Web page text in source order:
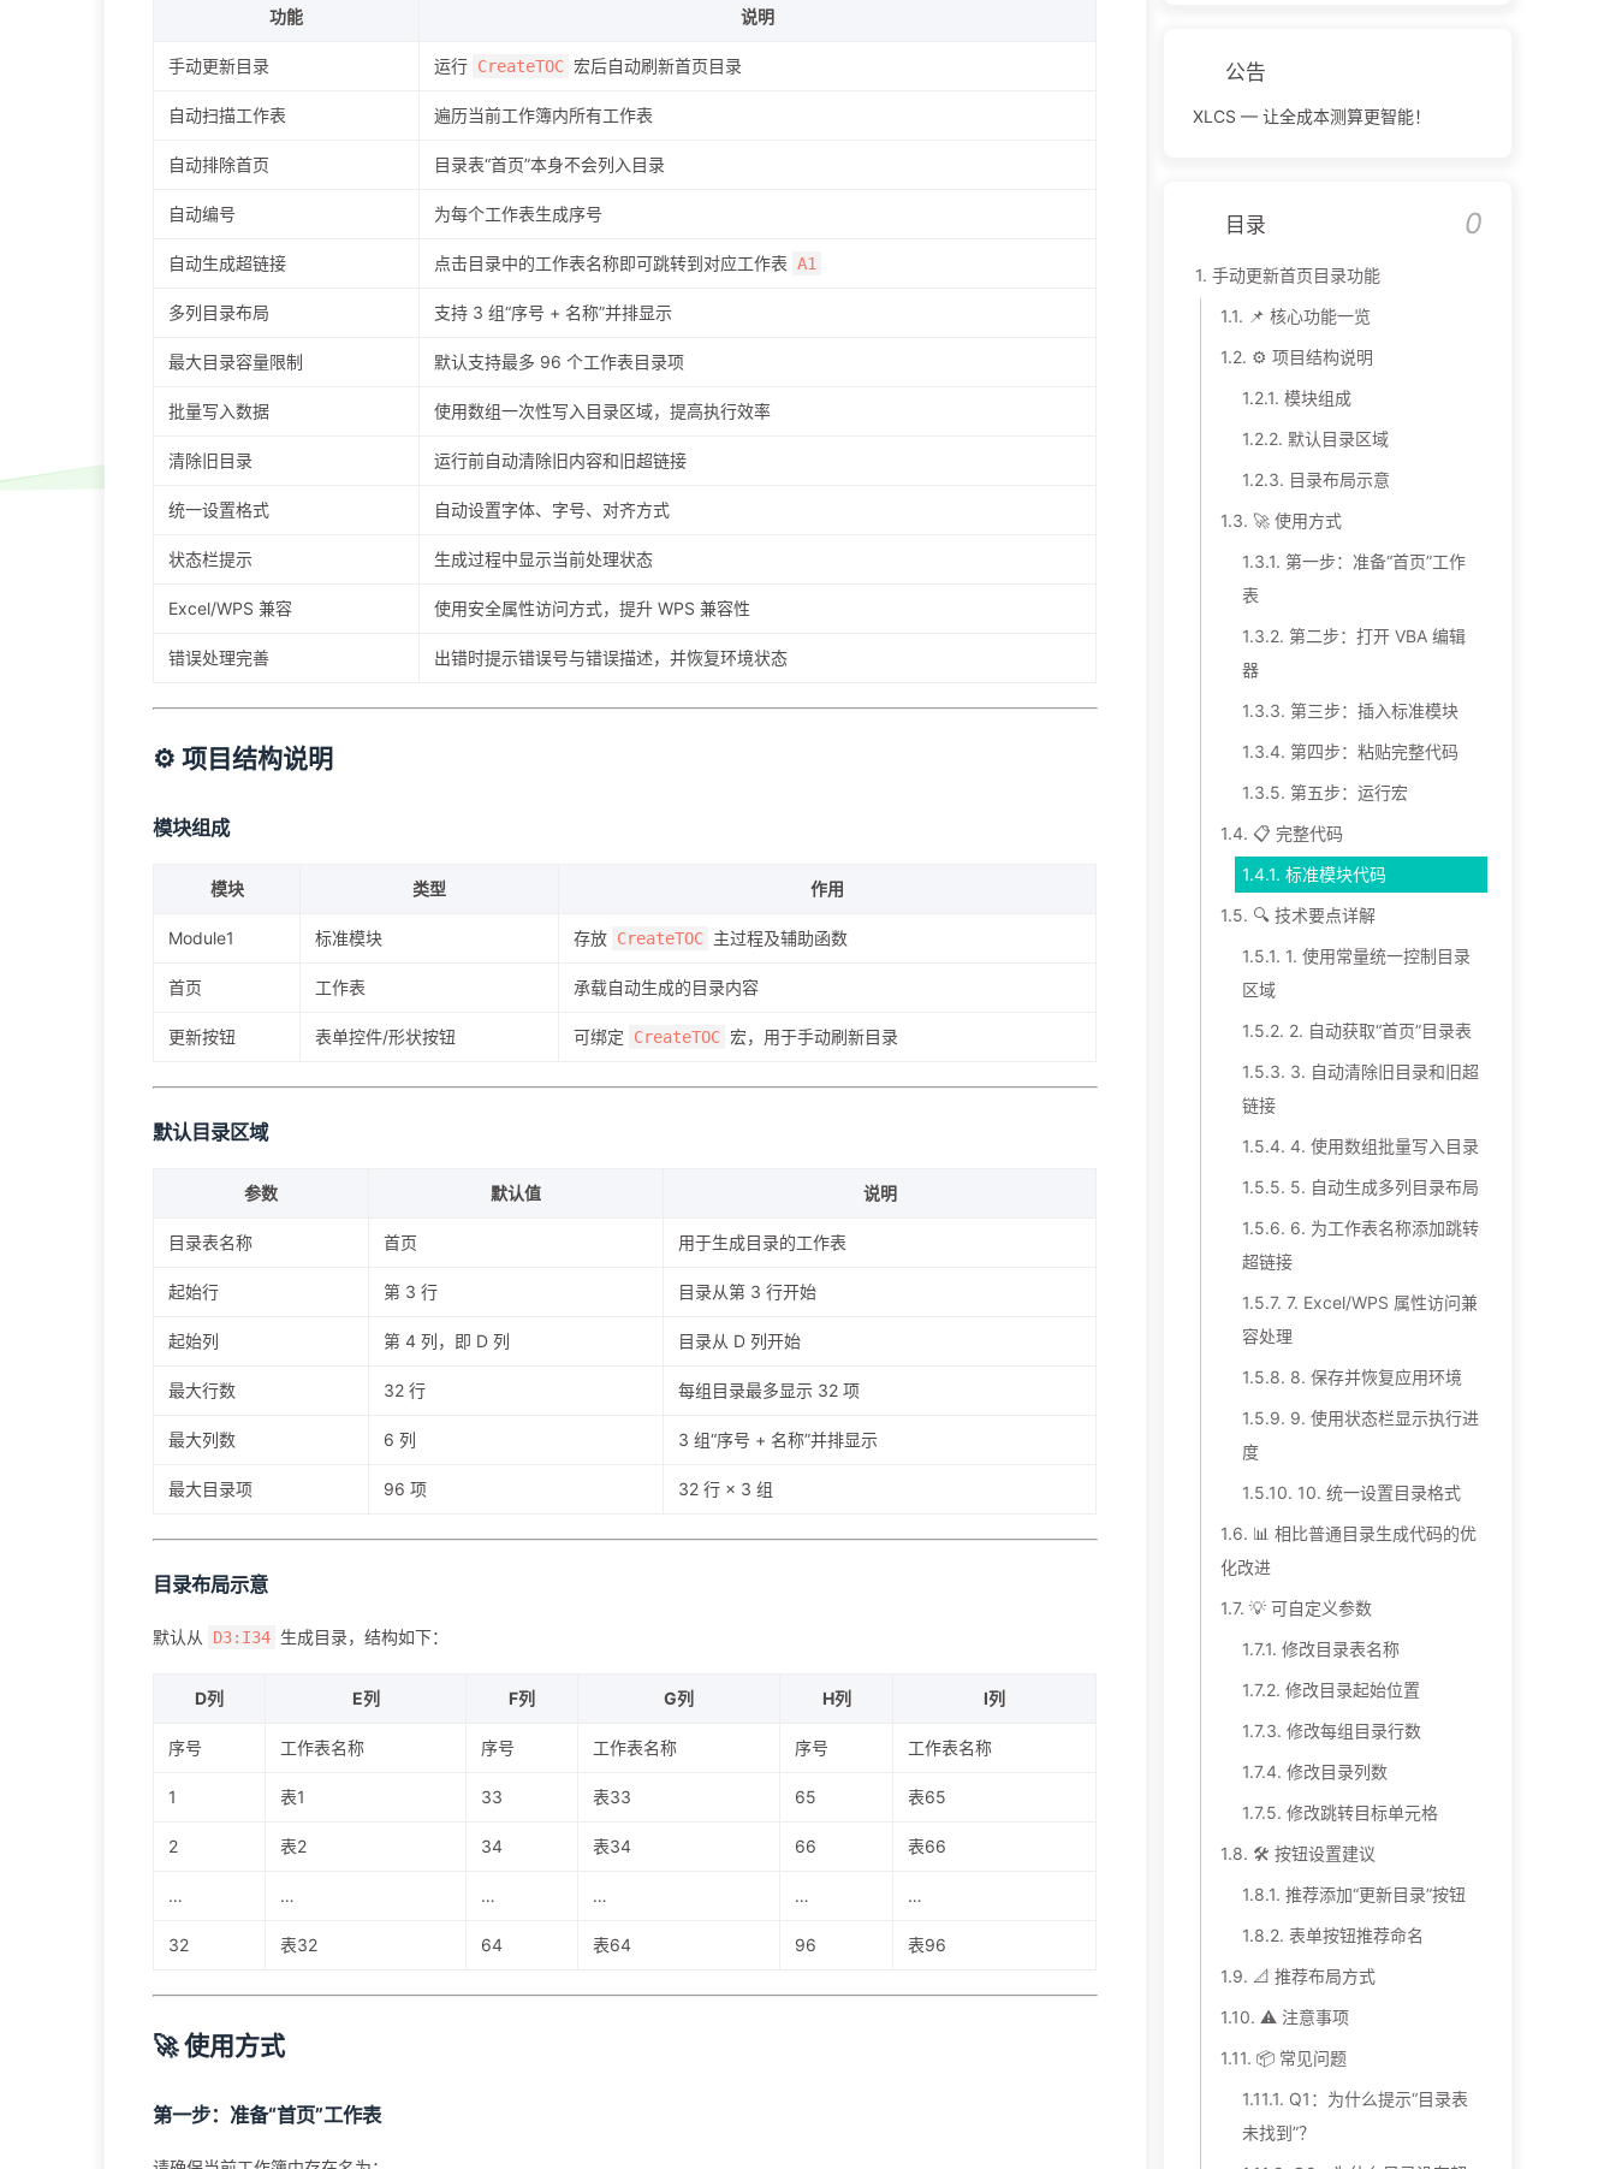
功能 说明
手动更新目录 运行 CreateTOC 宏后自动刷新首页目录
自动扫描工作表 遍历当前工作簿内所有工作表
自动排除首页 目录表“首页”本身不会列入目录
自动编号 为每个工作表生成序号
自动生成超链接 点击目录中的工作表名称即可跳转到对应工作表 A1
多列目录布局 支持 3 组“序号 + 名称”并排显示
最大目录容量限制 默认支持最多 96 个工作表目录项
批量写入数据 使用数组一次性写入目录区域，提高执行效率
清除旧目录 运行前自动清除旧内容和旧超链接
统一设置格式 自动设置字体、字号、对齐方式
状态栏提示 生成过程中显示当前处理状态
Excel/WPS 兼容 使用安全属性访问方式，提升 WPS 兼容性
错误处理完善 出错时提示错误号与错误描述，并恢复环境状态
⚙️ 项目结构说明
模块组成
模块 类型 作用
Module1 标准模块 存放 CreateTOC 主过程及辅助函数
首页 工作表 承载自动生成的目录内容
更新按钮 表单控件/形状按钮 可绑定 CreateTOC 宏，用于手动刷新目录
默认目录区域
参数 默认值 说明
目录表名称 首页 用于生成目录的工作表
起始行 第 3 行 目录从第 3 行开始
起始列 第 4 列，即 D 列 目录从 D 列开始
最大行数 32 行 每组目录最多显示 32 项
最大列数 6 列 3 组“序号 + 名称”并排显示
最大目录项 96 项 32 行 × 3 组
目录布局示意
默认从 D3:I34 生成目录，结构如下：
D列 E列 F列 G列 H列 I列
序号 工作表名称 序号 工作表名称 序号 工作表名称
1 表1 33 表33 65 表65
2 表2 34 表34 66 表66
… … … … … …
32 表32 64 表64 96 表96
🚀 使用方式
第一步：准备“首页”工作表
公告
XLCS — 让全成本测算更智能！
目录 0
1. 手动更新首页目录功能
1.1. 📌 核心功能一览
1.2. ⚙️ 项目结构说明
1.2.1. 模块组成
1.2.2. 默认目录区域
1.2.3. 目录布局示意
1.3. 🚀 使用方式
1.3.1. 第一步：准备“首页”工作
表
1.3.2. 第二步：打开 VBA 编辑
器
1.3.3. 第三步：插入标准模块
1.3.4. 第四步：粘贴完整代码
1.3.5. 第五步：运行宏
1.4. 📋 完整代码
1.4.1. 标准模块代码
1.5. 🔍 技术要点详解
1.5.1. 1. 使用常量统一控制目录
区域
1.5.2. 2. 自动获取“首页”目录表
1.5.3. 3. 自动清除旧目录和旧超
链接
1.5.4. 4. 使用数组批量写入目录
1.5.5. 5. 自动生成多列目录布局
1.5.6. 6. 为工作表名称添加跳转
超链接
1.5.7. 7. Excel/WPS 属性访问兼
容处理
1.5.8. 8. 保存并恢复应用环境
1.5.9. 9. 使用状态栏显示执行进
度
1.5.10. 10. 统一设置目录格式
1.6. 📊 相比普通目录生成代码的优
化改进
1.7. 💡 可自定义参数
1.7.1. 修改目录表名称
1.7.2. 修改目录起始位置
1.7.3. 修改每组目录行数
1.7.4. 修改目录列数
1.7.5. 修改跳转目标单元格
1.8. 🛠️ 按钮设置建议
1.8.1. 推荐添加“更新目录”按钮
1.8.2. 表单按钮推荐命名
1.9. 📐 推荐布局方式
1.10. ⚠️ 注意事项
1.11. 📦 常见问题
1.11.1. Q1：为什么提示“目录表
未找到”？